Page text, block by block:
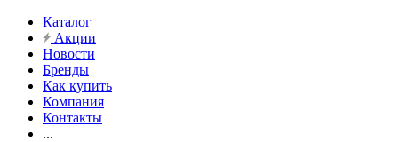
Каталог
Акции
Новости
Бренды
Как купить
Компания
Контакты
...